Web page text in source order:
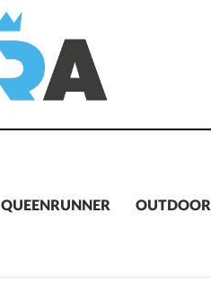
QUEENRUNNER OUTDOOR